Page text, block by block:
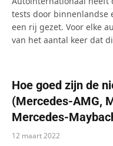
tests door binnenlandse
een rij gezet. Voor elke
van het aantal keer dat
Hoe goed zijn de
(Mercedes-AMG,
Mercedes-
12 maart 2022